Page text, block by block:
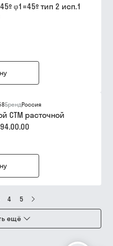
φ1=45º тип 2 исп.1
БрендРоссия
СТМ расточной
4 5
ещё